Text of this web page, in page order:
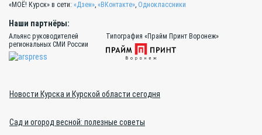
«МОЁ! Курск» в сети: «Дзен», «ВКонтакте», Одноклассники
Наши партнёры:
Альянс руководителей
региональных СМИ России
Типография «Прайм Принт Воронеж»
Новости Курска и Курской области сегодня
Сад и огород весной: полезные советы